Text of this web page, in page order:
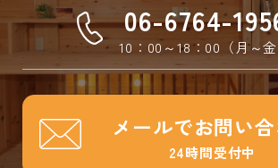
06-6764-
10：00～18：00（月～金
メールでお問い
24時間受付中